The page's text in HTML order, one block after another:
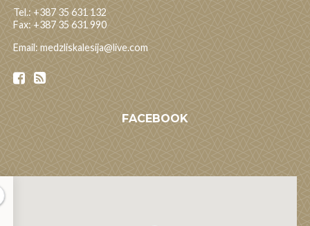
Tel.: +387 35 631 132
Fax: +387 35 631 990
Email: medzliskalesija@live.com
FACEBOOK